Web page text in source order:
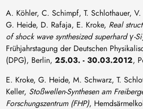
A. Köhler, C. Schimpf, T. Schlothauer,
G. Heide, D. Rafaja, E. Kroke, Real
of shock wave synthesized superhard γ-Si
Frühjahrstagung der Deutschen
(DPG), Berlin, 25.03. - 30.03.2012,
E. Kroke, G. Heide, M. Schwarz, T.
Keller, Stoßwellen-Synthesen am
Forschungszentrum (FHP),